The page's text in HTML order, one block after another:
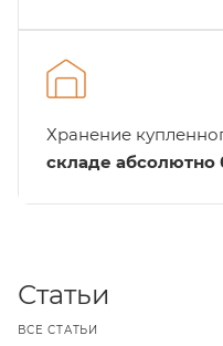
Хранение
складе абсолютно
Статьи
ВСЕ СТАТЬИ